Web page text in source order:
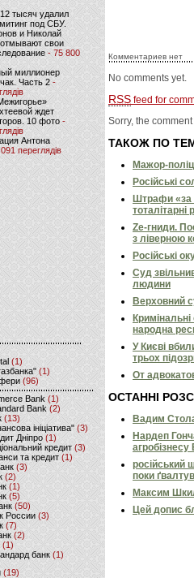
тысяч удалил
под СБУ.
и Николай
свои
- 75 800
миллионер
Часть 2-
ждет
10 фото -
Антона
переглядів
(1)
(1)
(96)
Bank (1)
Bank (2)
(13)
ініціатива" (3)
Дніпро (1)
кредит (3)
та кредит (1)
(3)
(2)
(1)
(5)
(50)
России (3)
(7)
(2)
(1)
банк(1)
(19)
Комментариев нет
No comments yet.
RSS feed for
Sorry, the
ТАКОЖ ПО
Мажор-
Російські
Штрафи «за
тоталітарні
Ze-гниди.
з ліверною
Російські
Суд
людини
Верховний
народна
У Києві
трьох
От
ОСТАННІ
Вадим
Нардеп
російський
поки
Максим
Цей допис